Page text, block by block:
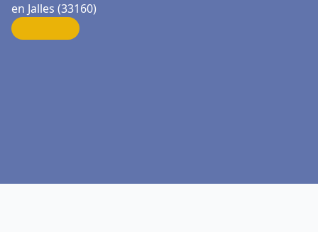
en Jalles (33160)